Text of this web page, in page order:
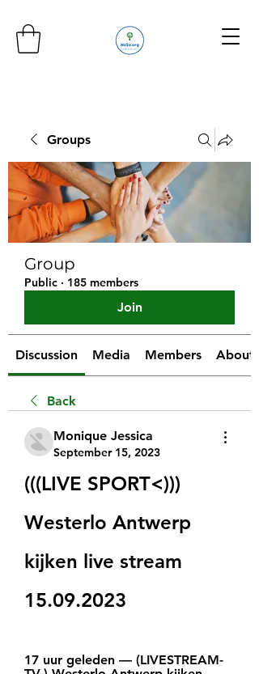
Groups
Group
Public · 185 members
Join
Discussion Media Members About
Back
Monique Jessica
September 15, 2023
(((LIVE SPORT<)))
Westerlo Antwerp
kijken live stream
15.09.2023
17 uur geleden — (LIVESTREAM-